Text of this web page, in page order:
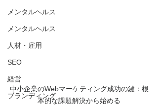
メンタルヘルス
メンタルヘルス
人材・雇用
SEO
経営
ブランディング
中小企業のWebマーケティング成功の鍵：根
本的な課題解決から始める